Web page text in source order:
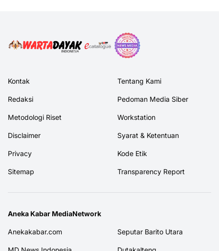
Kontak Tentang Kami
Redaksi Pedoman Media Siber
Metodologi Riset Workstation
Disclaimer Syarat & Ketentuan
Privacy Kode Etik
Sitemap Transparency Report
Aneka Kabar MediaNetwork
Anekakabar.com Seputar Barito Utara